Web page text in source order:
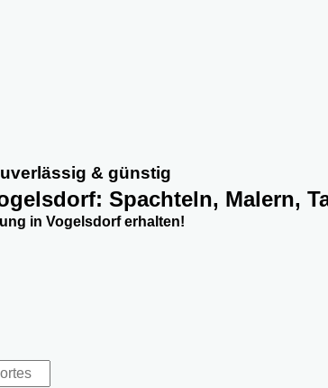
& günstig
Spachteln, Malern,
in Vogelsdorf erhalten!